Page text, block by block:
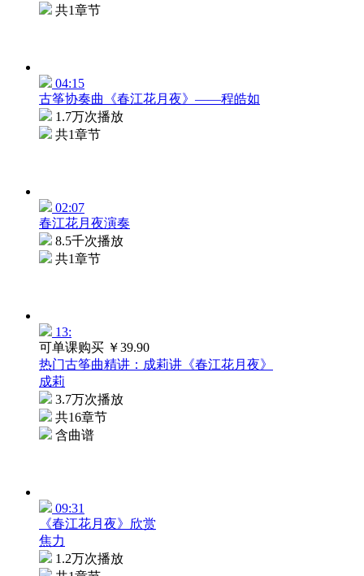
共1章节
04:15
古筝协奏曲《春江花月夜》——程皓如
1.7万次播放
共1章节
02:07
春江花月夜演奏
8.5千次播放
共1章节
13:
可单课购买 ￥39.90
热门古筝曲精讲：成莉讲《春江花月夜》
成莉
3.7万次播放
共16章节
含曲谱
09:31
《春江花月夜》欣赏
焦力
1.2万次播放